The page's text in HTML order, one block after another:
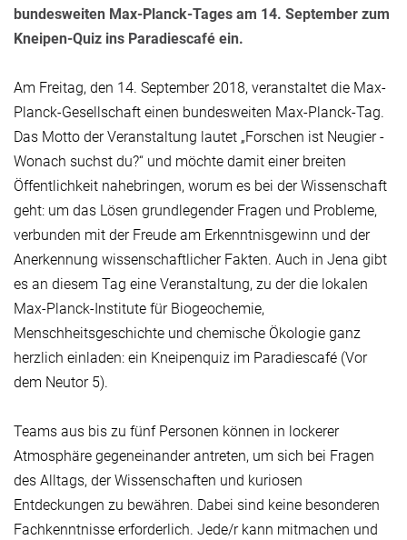
bundesweiten Max-Planck-Tages am 14. September zum
Kneipen-Quiz ins Paradiescafé ein.
Am Freitag, den 14. September 2018, veranstaltet die Max-
Planck-Gesellschaft einen bundesweiten Max-Planck-Tag.
Das Motto der Veranstaltung lautet „Forschen ist Neugier -
Wonach suchst du?“ und möchte damit einer breiten
Öffentlichkeit nahebringen, worum es bei der Wissenschaft
geht: um das Lösen grundlegender Fragen und Probleme,
verbunden mit der Freude am Erkenntnisgewinn und der
Anerkennung wissenschaftlicher Fakten. Auch in Jena gibt
es an diesem Tag eine Veranstaltung, zu der die lokalen
Max-Planck-Institute für Biogeochemie,
Menschheitsgeschichte und chemische Ökologie ganz
herzlich einladen: ein Kneipenquiz im Paradiescafé (Vor
dem Neutor 5).
Teams aus bis zu fünf Personen können in lockerer
Atmosphäre gegeneinander antreten, um sich bei Fragen
des Alltags, der Wissenschaften und kuriosen
Entdeckungen zu bewähren. Dabei sind keine besonderen
Fachkenntnisse erforderlich. Jede/r kann mitmachen und